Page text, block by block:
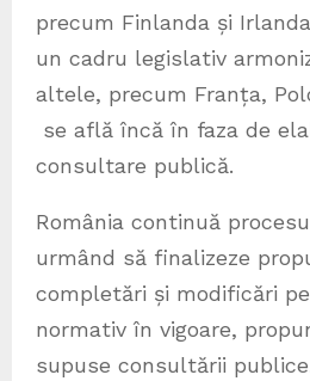
precum Finlanda și
un cadru legislativ
altele, precum Franța,
se află încă în faza de
consultare publică.
România continuă
urmând să finalizeze
completări și modificări
normativ în vigoare,
supuse consultării